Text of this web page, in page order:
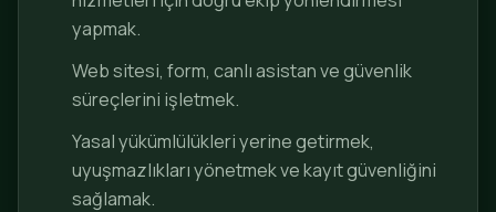
yapmak.
Web sitesi, form, canlı asistan ve güvenlik
süreçlerini işletmek.
Yasal yükümlülükleri yerine getirmek,
uyuşmazlıkları yönetmek ve kayıt güvenliğini
sağlamak.